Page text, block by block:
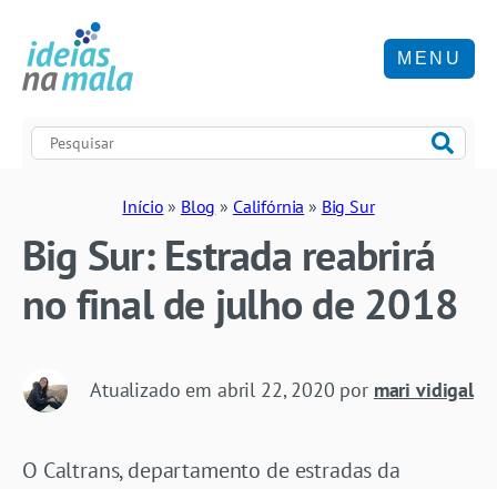
MENU
Início » Blog » Califórnia » Big Sur
Big Sur: Estrada reabrirá
no final de julho de 2018
Atualizado em abril 22, 2020 por mari vidigal
O Caltrans, departamento de estradas da